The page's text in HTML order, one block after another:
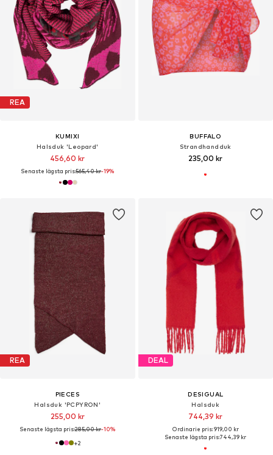
REA
KUMIXI
Halsduk 'Leopard'
456,60 kr
Senaste lägsta pris:565,40 kr-19%
BUFFALO
Strandhandduk
235,00 kr
REA
PIECES
Halsduk 'PCPYRON'
255,00 kr
Senaste lägsta pris:285,00 kr-10%
+2
DEAL
DESIGUAL
Halsduk
744,39 kr
Ordinarie pris: 919,00 kr
Senaste lägsta pris:744,39 kr